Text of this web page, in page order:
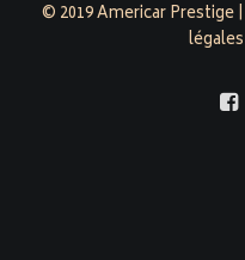
© 2019 Americar Prestige |
légales